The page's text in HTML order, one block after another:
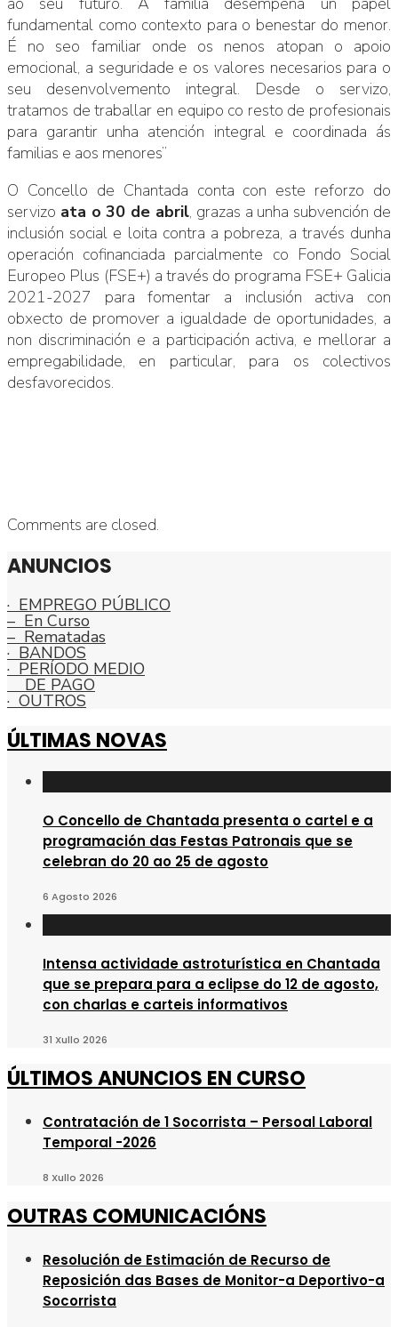
fundamental como contexto para o benestar do menor.
É no seo familiar onde os nenos atopan o apoio
emocional, a seguridade e os valores necesarios para o
seu desenvolvemento integral. Desde o servizo,
tratamos de traballar en equipo co resto de profesionais
para garantir unha atención integral e coordinada ás
familias e aos menores”
O Concello de Chantada conta con este reforzo do
servizo ata o 30 de abril, grazas a unha subvención de
inclusión social e loita contra a pobreza, a través dunha
operación cofinanciada parcialmente co Fondo Social
Europeo Plus (FSE+) a través do programa FSE+ Galicia
2021-2027 para fomentar a inclusión activa con
obxecto de promover a igualdade de oportunidades, a
non discriminación e a participación activa, e mellorar a
empregabilidade, en particular, para os colectivos
desfavorecidos.
Comments are closed.
ANUNCIOS
· EMPREGO PÚBLICO
– En Curso
– Rematadas
· BANDOS
· PERÍODO MEDIO
DE PAGO
· OUTROS
ÚLTIMAS NOVAS
O Concello de Chantada presenta o cartel e a
programación das Festas Patronais que se
celebran do 20 ao 25 de agosto
6 Agosto 2026
Intensa actividade astroturística en Chantada
que se prepara para a eclipse do 12 de agosto,
con charlas e carteis informativos
31 Xullo 2026
ÚLTIMOS ANUNCIOS EN CURSO
Contratación de 1 Socorrista – Persoal Laboral
Temporal -2026
8 Xullo 2026
OUTRAS COMUNICACIÓNS
Resolución de Estimación de Recurso de
Reposición das Bases de Monitor-a Deportivo-a
Socorrista